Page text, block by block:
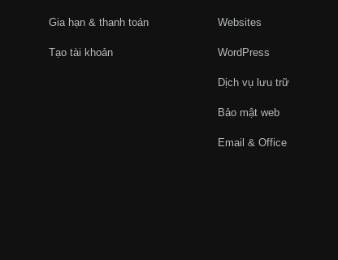
Gia hạn & thanh toán
Tạo tài khoản
Websites
WordPress
Dịch vụ lưu trữ
Bảo mật web
Email & Office